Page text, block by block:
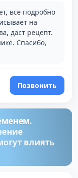
все подробно
на
даст рецепт.
Спасибо,
Позвонить
влиять